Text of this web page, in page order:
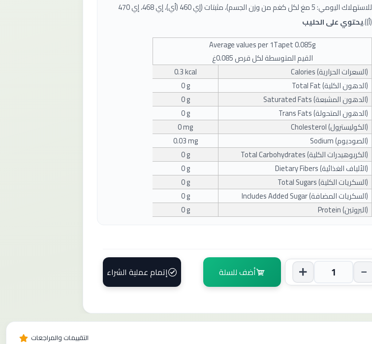
للاستهلاك اليومي: 5 مغ لكل كغم من وزن الجسم)، مثبتات (إي 460 (أي)، إي 468، إي 470
(أ)).يحتوي على الحليب
Average values ​​per 1Tapet 0.085g
القيم المتوسطة لكل قرص 0.085غ
(السعرات الحرارية) Calories
0.3 kcal
(الدهون الكلية) Total Fat
0 g
(الدهون المشبعة) Saturated Fats
0 g
(الدهون المتحولة) Trans Fats
0 g
(الكوليسترول) Cholesterol
0 mg
(الصوديوم) Sodium
0.03 mg
(الكربوهيدرات الكلية) Total Carbohydrates
0 g
(الألياف الغذائية) Dietary Fibers
0 g
(السكريات الكلية) Total Sugars
0 g
(السكريات المضافة) Includes Added Sugar
0 g
(البروتين) Protein
0 g
أضف للسلة إتمام عملية الشراء
التقييمات والمراجعات